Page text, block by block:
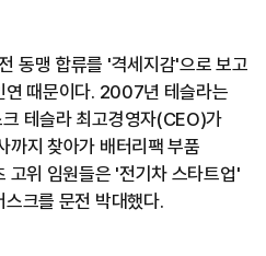
동맹 합류를 '격세지감'으로 보고
연 때문이다. 2007년 테슬라는
테슬라 최고경영자(CEO)가
까지 찾아가 배터리팩 부품
고위 임원들은 '전기차 스타트업'
크를 문전 박대했다.